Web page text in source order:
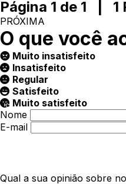
Página 1 de 1 | 1
PRÓXIMA
O que você
Muito insatisfeito
Insatisfeito
Regular
Satisfeito
Muito satisfeito
Nome
E-mail
Qual a sua opinião sobre